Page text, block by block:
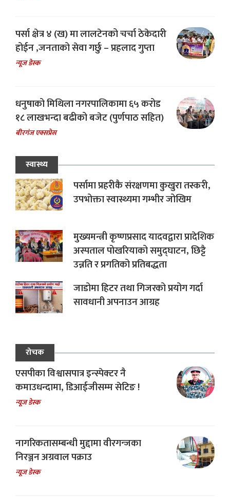
पर्सा क्षेत्र ४ (ख) मा लालटेनको चर्चा ठेकेदारी
होईन ,जनताको सेवा गर्छु – प्रहलाद गुप्ता
न्यूज डेस्क
धनुषाको मिथिला नगरपालिकामा ६५ करोड
१८ लाखभन्दा बढीको बजेट (पुर्णपाठ सहित)
बीरगंज एक्सप्रेस
स्वास्थ्य
पर्सामा प्रहरीकै संरक्षणमा कुखुरा तस्करी,
उपभोक्ता स्वास्थ्यमा गम्भीर जोखिम
मुख्यमन्त्री कृष्णप्रसाद यादवद्वारा प्रादेशिक
अस्पताल पोखरियाको समुद्घाटन, छिट्टै
उन्नति र प्रगतिको प्रतिबद्धता
जाडोमा हिटर तथा गिजरको प्रयोग गर्दा
सावधानी अपनाउन आग्रह
रोचक
एसपीका विश्वासपात्र इन्स्पेक्टर नै
कमाउधन्दामा, डिआईजीसम्म सेटिङ !
न्यूज डेस्क
नागरिकतासम्बन्धी मुद्दामा वीरगन्जका
निरञ्जन अग्रवाल पक्राउ
न्यूज डेस्क